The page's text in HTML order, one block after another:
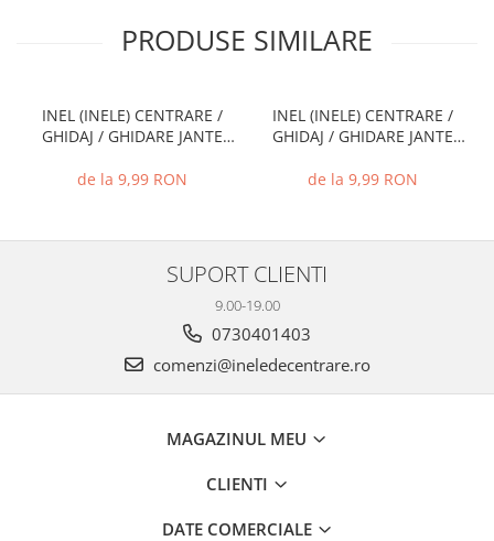
PRODUSE SIMILARE
INEL (INELE) CENTRARE /
GHIDAJ / GHIDARE JANTE
de la 9,99 RON
INEL (INELE) CENTRARE /
GHIDAJ / GHIDARE JANTE
de la 9,99 RON
SUPORT CLIENTI
9.00-19.00
0730401403
comenzi@ineledecentrare.ro
MAGAZINUL MEU
CLIENTI
DATE COMERCIALE